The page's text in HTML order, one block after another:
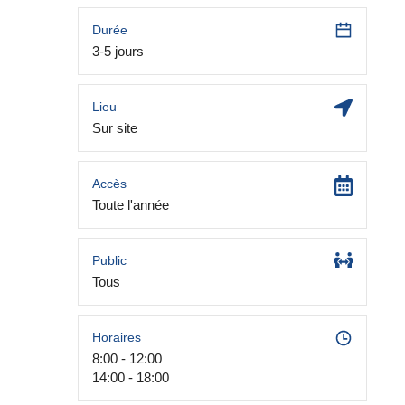
Durée
3-5 jours
Lieu
Sur site
Accès
Toute l'année
Public
Tous
Horaires
8:00 - 12:00
14:00 - 18:00